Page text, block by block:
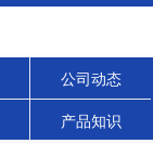
公司动态
产品知识